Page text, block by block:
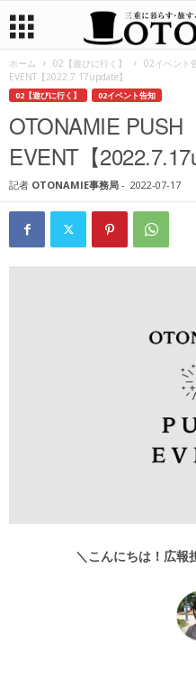
ホーム 02【遊びに行く】 02イベント
EVENT【2022.7.17update】
02【遊びに行く】 02イベント告知
OTONAMIE PUSH
EVENT【
記者 OTONAMIE事務局 - 2022-07-17
＼こんにちは！広報